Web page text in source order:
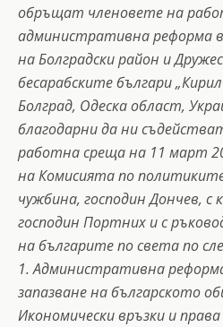
обръщат членовете на
административна реформа в
на Болградски район и
бесарабските българи
Болград, Одеска област,
благодарни да ни
работна среща на 11 март
на Комисията по
чужбина, господин Дончев, с
господин Портних и с
на българите по света по
1. Административна
запазване на българското
Икономически връзки и